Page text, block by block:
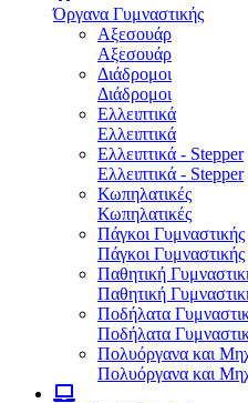
Όργανα Γυμναστικής
Αξεσουάρ
Αξεσουάρ
Διάδρομοι
Διάδρομοι
Ελλειπτικά
Ελλειπτικά
Ελλειπτικά - Stepper
Ελλειπτικά - Stepper
Κωπηλατικές
Κωπηλατικές
Πάγκοι Γυμναστικής
Πάγκοι Γυμναστικής
Παθητική
Παθητική
Ποδήλατα
Ποδήλατα
Πολυόργανα και
Πολυόργανα και